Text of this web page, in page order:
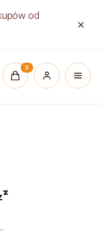
od
wyszukiwarkę
Produkty w